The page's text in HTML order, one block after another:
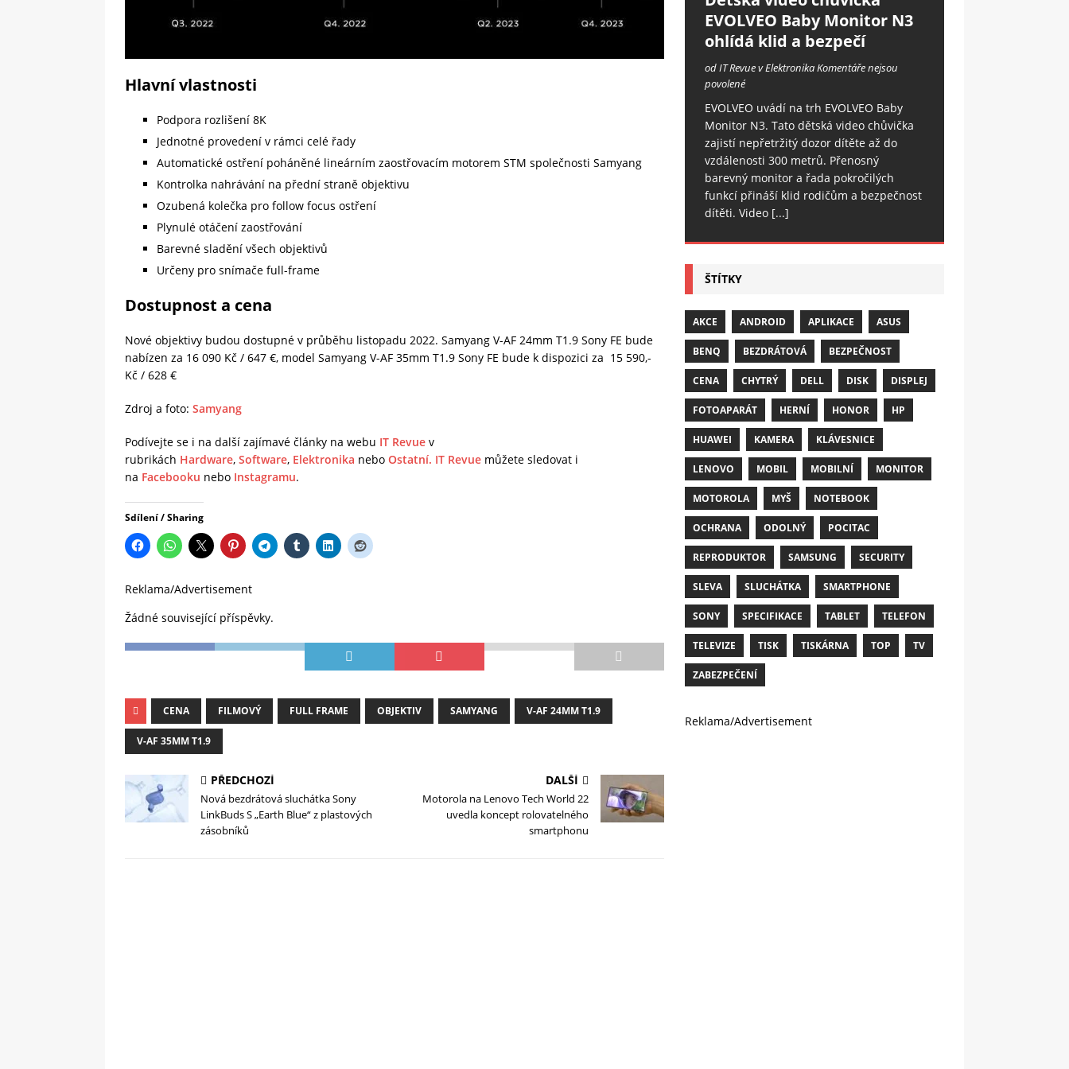
Hlavní vlastnosti
Podpora rozlišení 8K
Jednotné provedení v rámci celé řady
Automatické ostření poháněné lineárním zaostřovacím motorem STM společnosti Samyang
Kontrolka nahrávání na přední straně objektivu
Ozubená kolečka pro follow focus ostření
Plynulé otáčení zaostřování
Barevné sladění všech objektivů
Určeny pro snímače full-frame
Dostupnost a cena
Nové objektivy budou dostupné v průběhu listopadu 2022. Samyang V-AF 24mm T1.9 Sony FE bude
nabízen za 16 090 Kč / 647 €, model Samyang V-AF 35mm T1.9 Sony FE bude k dispozici za 15 590,-
Kč / 628 €
Zdroj a foto: Samyang
Podívejte se i na další zajímavé články na webu IT Revue v
rubrikách Hardware, Software, Elektronika nebo Ostatní. IT Revue můžete sledovat i
na Facebooku nebo Instagramu.
Sdílení / Sharing
Reklama/Advertisement
Žádné související příspěvky.
CENA FILMOVÝ FULL FRAME OBJEKTIV SAMYANG V-AF 24MM T1.9
V-AF 35MM T1.9
PŘEDCHOZÍ
Nová bezdrátová sluchátka Sony
LinkBuds S „Earth Blue“ z plastových
zásobníků
DALŠÍ
Motorola na Lenovo Tech World 22
uvedla koncept rolovatelného
smartphonu
EVOLVEO Baby Monitor N3
ohlídá klid a bezpečí
od IT Revue v ElektronikaKomentáře nejsou
povolené
EVOLVEO uvádí na trh EVOLVEO Baby
Monitor N3. Tato dětská video chůvička
zajistí nepřetržitý dozor dítěte až do
vzdálenosti 300 metrů. Přenosný
barevný monitor a řada pokročilých
funkcí přináší klid rodičům a bezpečnost
dítěti. Video [...]
ŠTÍTKY
AKCE ANDROID APLIKACE ASUS
BENQ BEZDRÁTOVÁ BEZPEČNOST
CENA CHYTRÝ DELL DISK DISPLEJ
FOTOAPARÁT HERNÍ HONOR HP
HUAWEI KAMERA KLÁVESNICE
LENOVO MOBIL MOBILNÍ MONITOR
MOTOROLA MYŠ NOTEBOOK
OCHRANA ODOLNÝ POCITAC
REPRODUKTOR SAMSUNG SECURITY
SLEVA SLUCHÁTKA SMARTPHONE
SONY SPECIFIKACE TABLET TELEFON
TELEVIZE TISK TISKÁRNA TOP TV
ZABEZPEČENÍ
Reklama/Advertisement